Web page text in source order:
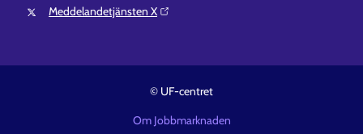
Meddelandetjänsten X⁠
© UF-centret
Om Jobbmarknaden